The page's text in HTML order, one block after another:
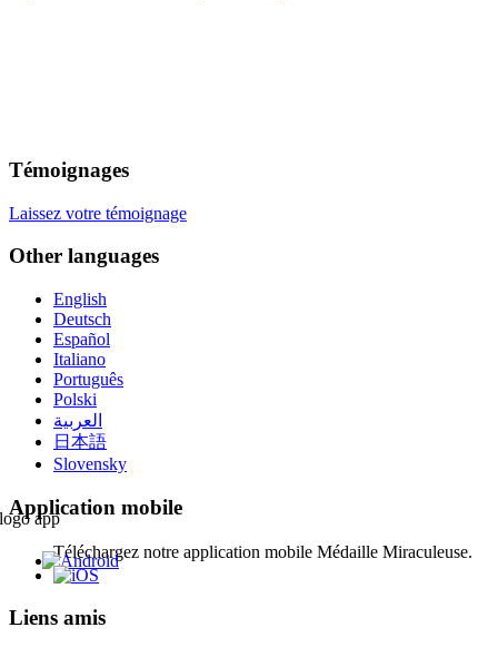
Témoignages
Laissez votre témoignage
Other languages
English
Deutsch
Español
Italiano
Português
Polski
العربية
日本語
Slovensky
Application mobile
Téléchargez notre application mobile Médaille Miraculeuse.
Liens amis